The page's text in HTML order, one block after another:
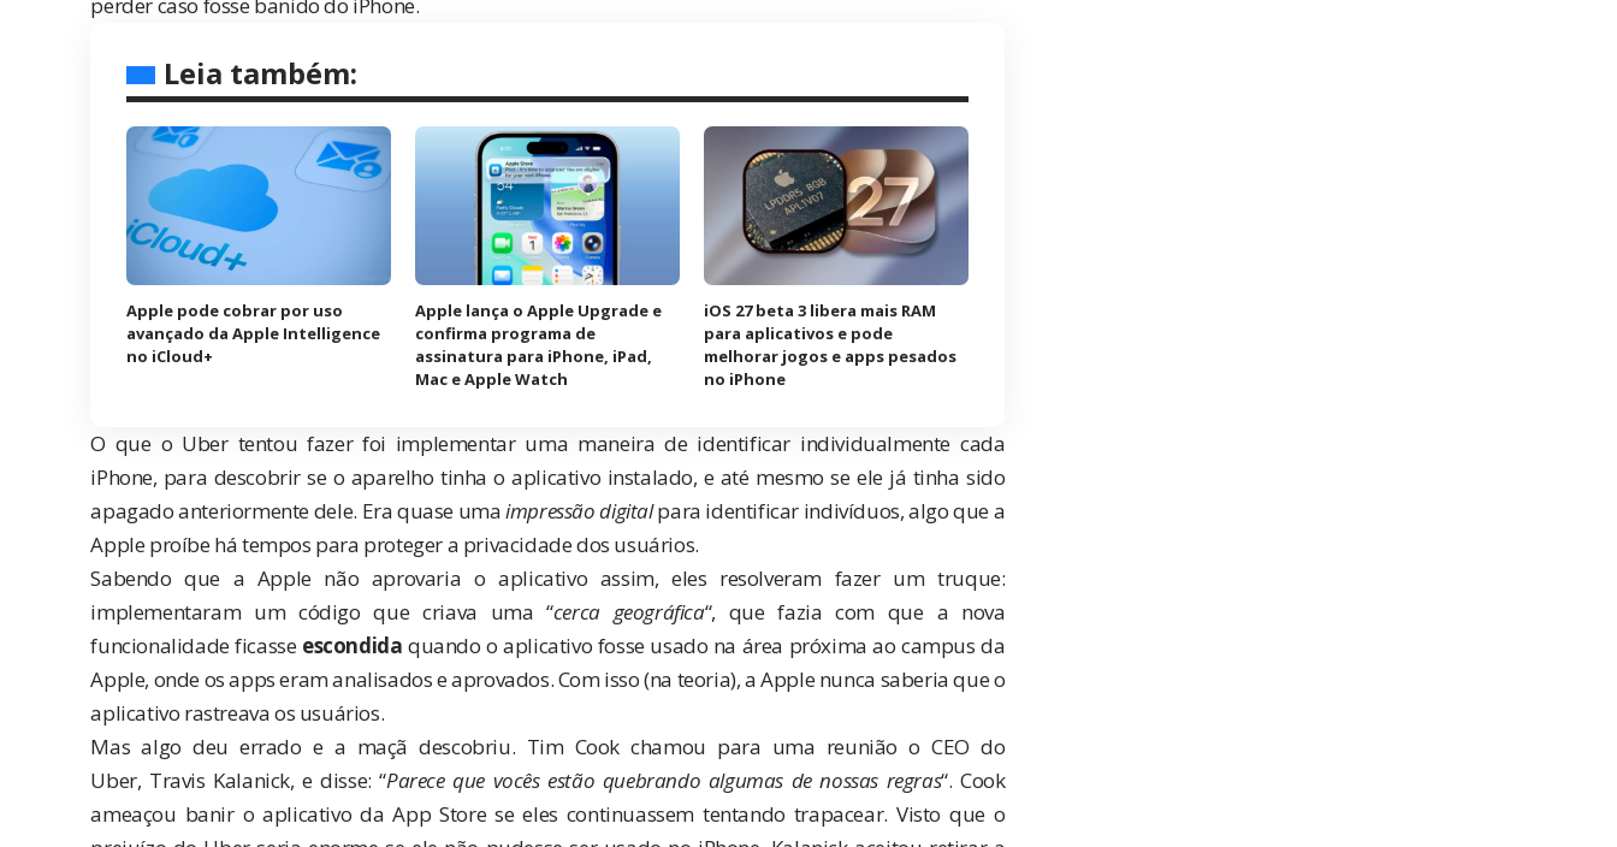
Leia também:
Apple pode cobrar por uso
avançado da Apple Intelligence
no iCloud+
Apple lança o Apple Upgrade e
confirma programa de
assinatura para iPhone, iPad,
Mac e Apple Watch
iOS 27 beta 3 libera mais RAM
para aplicativos e pode
melhorar jogos e apps pesados
no iPhone
O que o Uber tentou fazer foi implementar uma maneira de identificar individualmente cada
iPhone, para descobrir se o aparelho tinha o aplicativo instalado, e até mesmo se ele já tinha sido
apagado anteriormente dele. Era quase umaimpressão digitalpara identificar indivíduos, algo que a
Apple proíbe há tempos para proteger a privacidade dos usuários.
Sabendo que a Apple não aprovaria o aplicativo assim, eles resolveram fazer um truque:
implementaram um código que criava uma “cerca geográfica“, que fazia com que a nova
funcionalidade ficasse escondida quando o aplicativo fosse usado na área próxima ao campus da
Apple, onde os apps eram analisados e aprovados. Com isso (na teoria), a Apple nunca saberia que o
aplicativo rastreava os usuários.
Mas algo deu errado e a maçã descobriu. Tim Cook chamou para uma reunião o CEO do
Uber, Travis Kalanick, e disse: “Parece que vocês estão quebrando algumas de nossas regras“. Cook
ameaçou banir o aplicativo da App Store se eles continuassem tentando trapacear. Visto que o